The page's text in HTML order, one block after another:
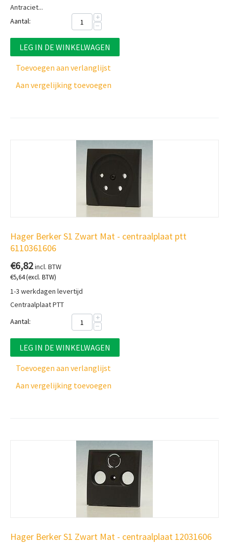
Antraciet...
Aantal:
+
−
LEG IN DE WINKELWAGEN
Toevoegen aan verlanglijst
Aan vergelijking toevoegen
Hager Berker S1 Zwart Mat - centraalplaat ptt
6110361606
€6,82incl. BTW
€5,64(excl. BTW)
1-3 werkdagen levertijd
Centraalplaat PTT
Aantal:
+
−
LEG IN DE WINKELWAGEN
Toevoegen aan verlanglijst
Aan vergelijking toevoegen
Hager Berker S1 Zwart Mat - centraalplaat 12031606